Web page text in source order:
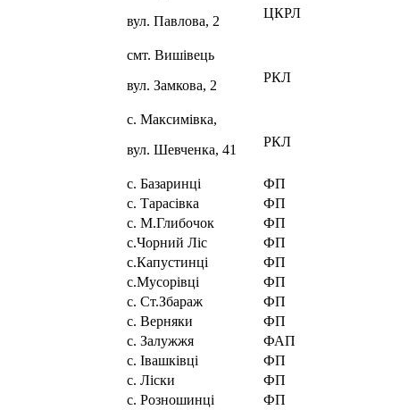
вул. Павлова, 2
ЦКРЛ
смт. Вишівець
вул. Замкова, 2
РКЛ
с. Максимівка,
вул. Шевченка, 41
РКЛ
с. Базаринці
ФП
с. Тарасівка
ФП
с. М.Глибочок
ФП
с.Чорний Ліс
ФП
с.Капустинці
ФП
с.Мусорівці
ФП
с. Ст.Збараж
ФП
с. Верняки
ФП
с. Залужжя
ФАП
с. Івашківці
ФП
с. Ліски
ФП
с. Розношинці
ФП